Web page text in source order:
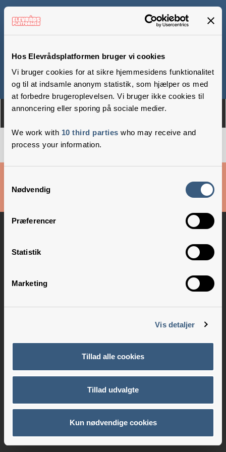
Hos Elevrådsplatformen bruger vi cookies
Vi bruger cookies for at sikre hjemmesidens funktionalitet
og til at indsamle anonym statistik, som hjælper os med
at forbedre brugeroplevelsen. Vi bruger ikke cookies til
annoncering eller sporing på sociale medier.
We work with 10 third parties who may receive and
process your information.
Nødvendig
Præferencer
Statistik
Marketing
Vis detaljer
Tillad alle cookies
Tillad udvalgte
Kun nødvendige cookies
Om Medlemmer